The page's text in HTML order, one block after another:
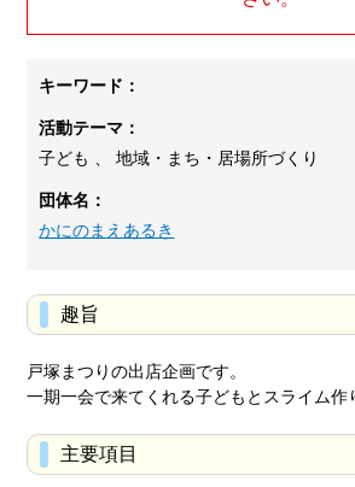
キーワード：
活動テーマ：
子ども 、 地域・まち・居場所づくり
団体名：
かにのまえあるき
趣旨
戸塚まつりの出店企画です。
一期一会で来てくれる子どもとスライム作
主要項目